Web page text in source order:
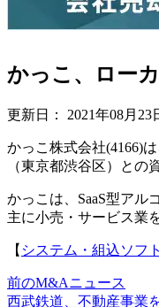
かっこ、ロー
更新日： 2021年08月23
かっこ株式会社(4166)
（東京都渋谷区）との
かっこは、SaaS型アル
主に小売・サービス業
【 システム・組込ソフ
前のM&Aニュース
西武鉄道、不動産事業